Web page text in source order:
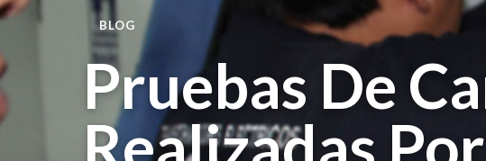
BLOG
Pruebas De
Realizadas Por